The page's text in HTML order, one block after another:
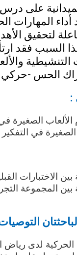
على
أداء المهارات
لتحقيق
السبب فقد
الحس -
:
الألعاب
الصغيرة في
الاختبارات
المجموعة
التوصيات
لدى